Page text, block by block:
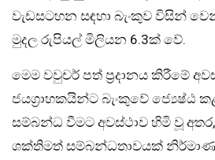
වැඩසටහන සඳහා බැංකුව විසින්
මුදල රුපියල් මිලියන 6.3ක් වේ.
මෙම වවුචර් පත් ප්‍රදානය කිරීමේ
ජයග්‍රාහකයින්ට බැංකුවේ ජ්‍යෙෂ්ඨ
සම්බන්ධ වීමට අවස්ථාව හිමි වූ
ශක්තිමත් සම්බන්ධතාවයක්